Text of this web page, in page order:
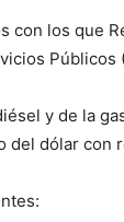
con los que
Públicos
y de la
del dólar con